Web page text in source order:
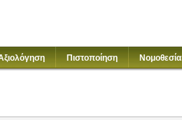
Πιστοποίηση Νομοθεσία